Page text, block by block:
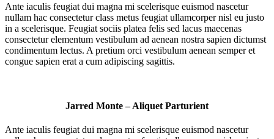
Ante iaculis feugiat dui magna mi scelerisque euismod nascetur
nullam hac consectetur class metus feugiat ullamcorper nisl eu justo
in a scelerisque. Feugiat sociis platea felis sed lacus maecenas
consectetur elementum vestibulum ad aenean nostra sapien dictumst
condimentum lectus. A pretium orci vestibulum aenean semper et
congue sapien erat a cum adipiscing sagittis.
Jarred Monte – Aliquet Parturient
Ante iaculis feugiat dui magna mi scelerisque euismod nascetur